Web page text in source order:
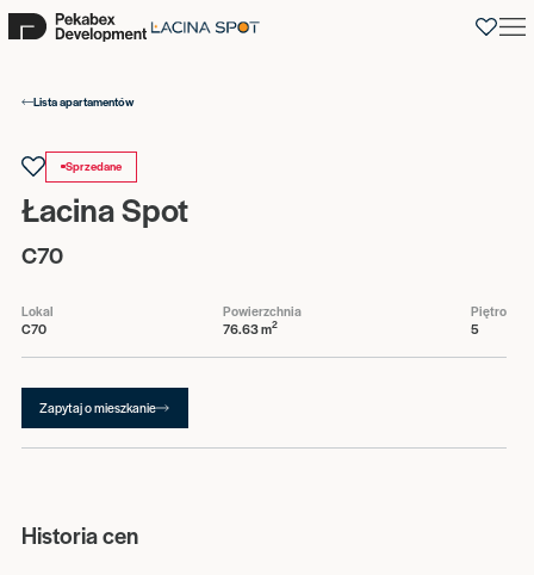
0
Lista apartamentów
Sprzedane
Łacina Spot
C70
Lokal
C70
Powierzchnia
76.63 m2
Piętro
5
Zapytaj o mieszkanie
Historia cen